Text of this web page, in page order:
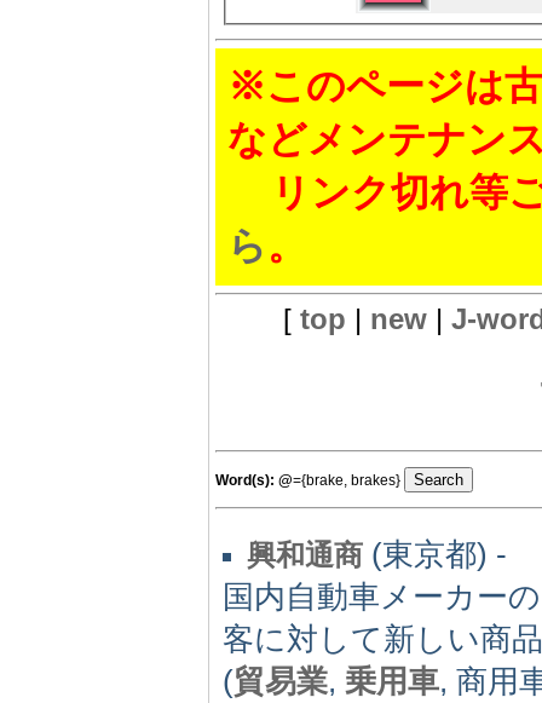
※このページは
などメンテナン
リンク切れ等
ら。
[ top | new| J-
Word(s): @={brake, brakes}
興和通商 (東京都) -
国内自動車メーカー
客に対して新しい商
(貿易業, 乗用車, 商用